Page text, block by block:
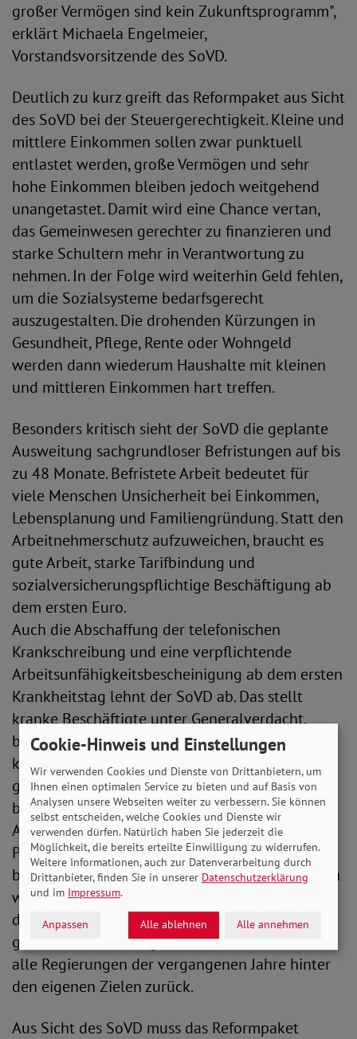
großer Vermögen sind kein Zukunftsprogramm",
erklärt Michaela Engelmeier,
Vorstandsvorsitzende des SoVD.
Deutlich zu kurz greift das Reformpaket aus Sicht
des SoVD bei der Steuergerechtigkeit. Kleine und
mittlere Einkommen sollen zwar punktuell
entlastet werden, große Vermögen und sehr
hohe Einkommen bleiben jedoch weitgehend
unangetastet. Damit wird eine Chance vertan,
das Gemeinwesen gerechter zu finanzieren und
starke Schultern mehr in Verantwortung zu
nehmen. In der Folge wird weiterhin Geld fehlen,
um die Sozialsysteme bedarfsgerecht
auszugestalten. Die drohenden Kürzungen in
Gesundheit, Pflege, Rente oder Wohngeld
werden dann wiederum Haushalte mit kleinen
und mittleren Einkommen hart treffen.
Besonders kritisch sieht der SoVD die geplante
Ausweitung sachgrundloser Befristungen auf bis
zu 48 Monate. Befristete Arbeit bedeutet für
viele Menschen Unsicherheit bei Einkommen,
Lebensplanung und Familiengründung. Statt den
Arbeitnehmerschutz aufzuweichen, braucht es
gute Arbeit, starke Tarifbindung und
sozialversicherungspflichtige Beschäftigung ab
dem ersten Euro.
Auch die Abschaffung der telefonischen
Krankschreibung und eine verpflichtende
Arbeitsunfähigkeitsbescheinigung ab dem ersten
Krankheitstag lehnt der SoVD ab. Das stellt
kranke Beschäftigte unter Generalverdacht,
belastet Arztpraxen und insbesondere chronisch
kranke Menschen unnötig. Mit Blick auf die
geplante Einführung einer Primärversorgung
bedeutet das noch vollere Warteräume in
Arztpraxen und mehr statt weniger Bürokratie.
Positiv bewertet der SoVD, dass der Bund beim
bezahlbaren Wohnungsbau stärker aktiv werden
will. Entscheidend ist jedoch, dass daraus
dauerhaft bezahlbare, barrierefreie und sozial
gebundene Wohnungen entstehen. Hier bleiben
alle Regierungen der vergangenen Jahre hinter
den eigenen Zielen zurück.
Aus Sicht des SoVD muss das Reformpaket
Cookie-Hinweis und Einstellungen
Wir verwenden Cookies und Dienste von Drittanbietern, um
Ihnen einen optimalen Service zu bieten und auf Basis von
Analysen unsere Webseiten weiter zu verbessern. Sie können
selbst entscheiden, welche Cookies und Dienste wir
verwenden dürfen. Natürlich haben Sie jederzeit die
Möglichkeit, die bereits erteilte Einwilligung zu widerrufen.
Weitere Informationen, auch zur Datenverarbeitung durch
Drittanbieter, finden Sie in unserer Datenschutzerklärung
und im Impressum.
Anpassen Alle ablehnen Alle annehmen